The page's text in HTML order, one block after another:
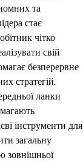
та
стає
чітко
свій
безперервне
стратегій.
ланки
інструменти для
загальну
зовнішньої